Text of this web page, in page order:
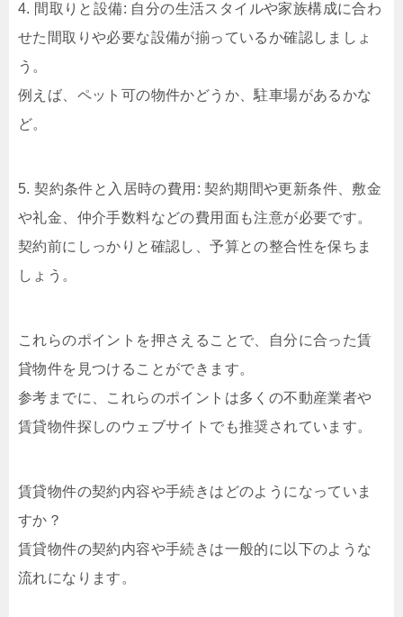
4. 間取りと設備: 自分の生活スタイルや家族構成に合わ
せた間取りや必要な設備が揃っているか確認しましょ
う。
例えば、ペット可の物件かどうか、駐車場があるかな
ど。
5. 契約条件と入居時の費用: 契約期間や更新条件、敷金
や礼金、仲介手数料などの費用面も注意が必要です。
契約前にしっかりと確認し、予算との整合性を保ちま
しょう。
これらのポイントを押さえることで、自分に合った賃
貸物件を見つけることができます。
参考までに、これらのポイントは多くの不動産業者や
賃貸物件探しのウェブサイトでも推奨されています。
賃貸物件の契約内容や手続きはどのようになっていま
すか？
賃貸物件の契約内容や手続きは一般的に以下のような
流れになります。